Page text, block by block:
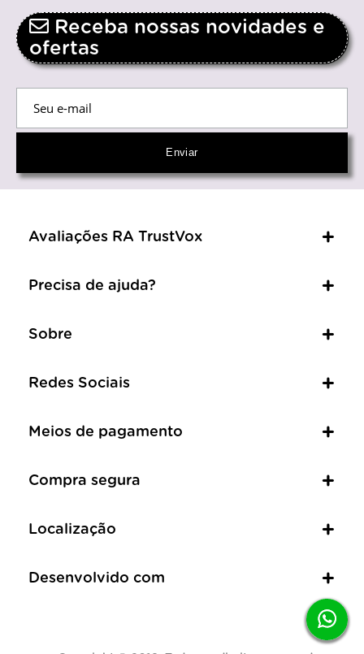
Receba nossas novidades e
ofertas
Avaliações RA TrustVox
Precisa de ajuda?
Sobre
Redes Sociais
Meios de pagamento
Compra segura
Localização
Desenvolvido com